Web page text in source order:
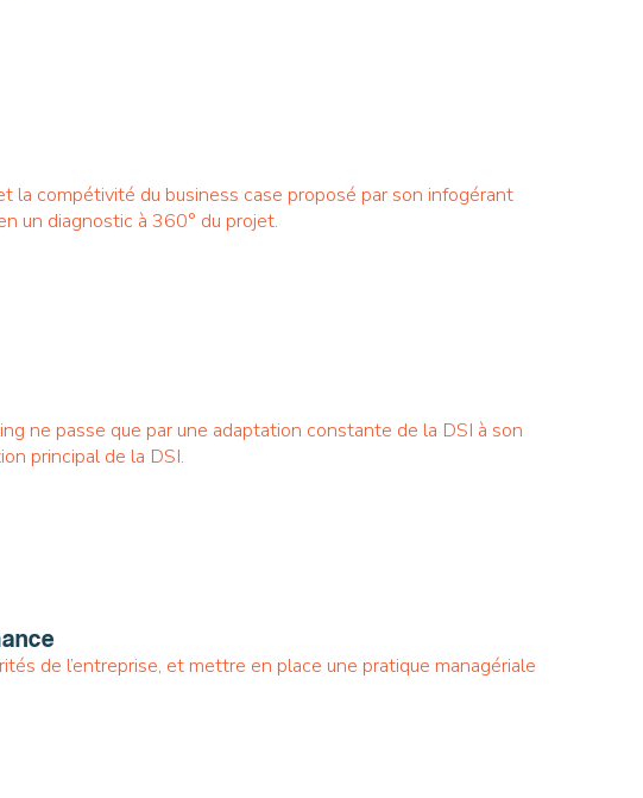
la compétivité du business case proposé par son infogérant
un diagnostic à 360° du projet.
ne passe que par une adaptation constante de la DSI à son
principal de la DSI.
de l’entreprise, et mettre en place une pratique managériale